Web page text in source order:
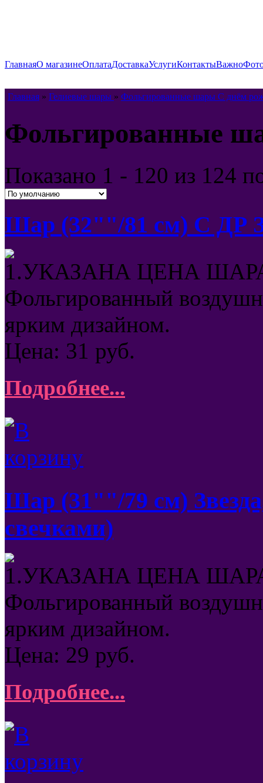
ГлавнаяО магазинеОплатаДоставкаУслугиКонтактыВажно
Главная » Гелиевые шары » Фольгированные шары С днём
Фольгированные
Показано 1 - 120 из 124
Шар (32""/81 см) С ДР
1.УКАЗАНА ЦЕНА
Фольгированный
ярким дизайном.
Цена: 31 руб.
Подробнее...
Шар (31""/79 см)
свечками)
1.УКАЗАНА ЦЕНА
Фольгированный
ярким дизайном.
Цена: 29 руб.
Подробнее...